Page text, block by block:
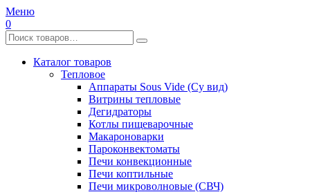
Меню
0
Каталог товаров
Тепловое
Аппараты Sous Vide (Су вид)
Витрины тепловые
Дегидраторы
Котлы пищеварочные
Макароноварки
Пароконвектоматы
Печи конвекционные
Печи коптильные
Печи микроволновые (СВЧ)